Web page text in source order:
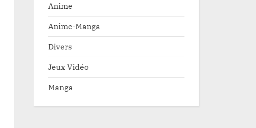
Anime
Anime-Manga
Divers
Jeux Vidéo
Manga